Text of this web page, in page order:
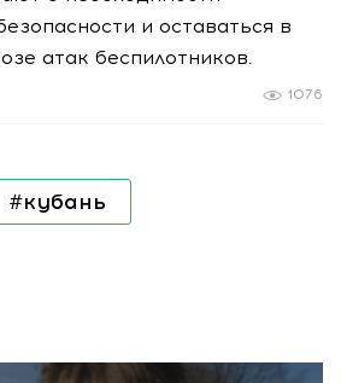
и оставаться в
атак беспилотников.
1076
#кубань